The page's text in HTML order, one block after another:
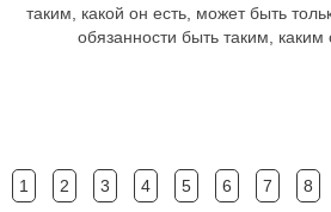
таким, какой он есть, может быть
обязанности быть таким, каким
1 2 3 4 5 6 7 8